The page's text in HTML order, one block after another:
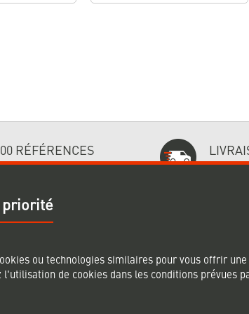
RÉFÉRENCES
et disponibles Sur les
Comment commander ?
priorité
ou technologies similaires pour vous offrir
de cookies dans les conditions prévues